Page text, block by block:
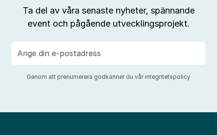
Ta del av våra senaste nyheter, spännande
event och pågående utvecklingsprojekt.
post
Genom att prenumerera godkänner du vår integritetspolicy